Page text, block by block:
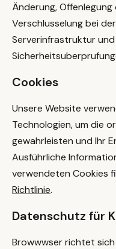
Änderung,
Verschlusselung bei
Serverinfrastruktur und
Cookies
Unsere Website
Technologien, um die
gewahrleisten und Ihr
Ausführliche
verwendeten Cookies
Richtlinie.
Datenschutz für
Browwwser richtet sich